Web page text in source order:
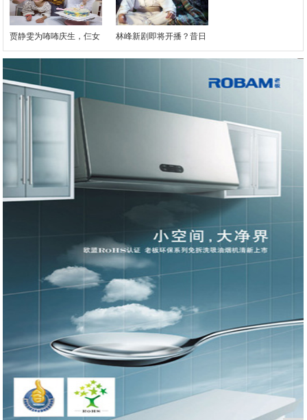
贾静雯为咘咘庆生，仨女 林峰新剧即将开播？昔日